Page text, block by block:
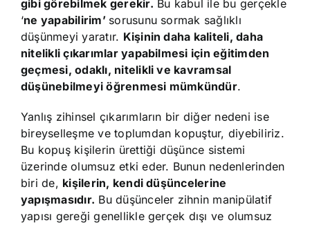
gibi görebilmek gerekir. Bu kabul ile bu gerçekle
‘ne yapabilirim’ sorusunu sormak sağlıklı
düşünmeyi yaratır. Kişinin daha kaliteli, daha
nitelikli çıkarımlar yapabilmesi için eğitimden
geçmesi, odaklı, nitelikli ve kavramsal
düşünebilmeyi öğrenmesi mümkündür.
Yanlış zihinsel çıkarımların bir diğer nedeni ise
bireyselleşme ve toplumdan kopuştur, diyebiliriz.
Bu kopuş kişilerin ürettiği düşünce sistemi
üzerinde olumsuz etki eder. Bunun nedenlerinden
biri de, kişilerin, kendi düşüncelerine
yapışmasıdır. Bu düşünceler zihnin manipülatif
yapısı gereği genellikle gerçek dışı ve olumsuz